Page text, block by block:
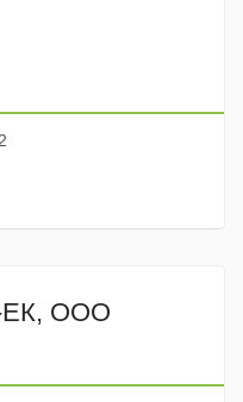
ЕК, ООО